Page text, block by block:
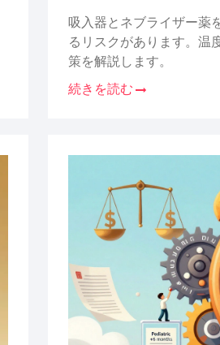
吸入器とネブライザー薬
るリスクがあります。温
策を解説します。
続きを読む